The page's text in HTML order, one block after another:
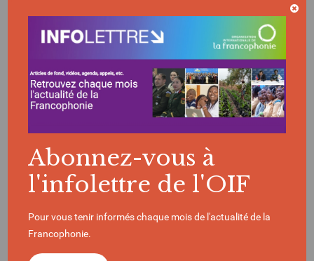
FINANCE CLIMAT DÉVELOPPEMENT DURABLE
Abonnez-vous à
l'infolettre de l'OIF
Pour vous tenir informés chaque mois de l'actualité de la
Francophonie.